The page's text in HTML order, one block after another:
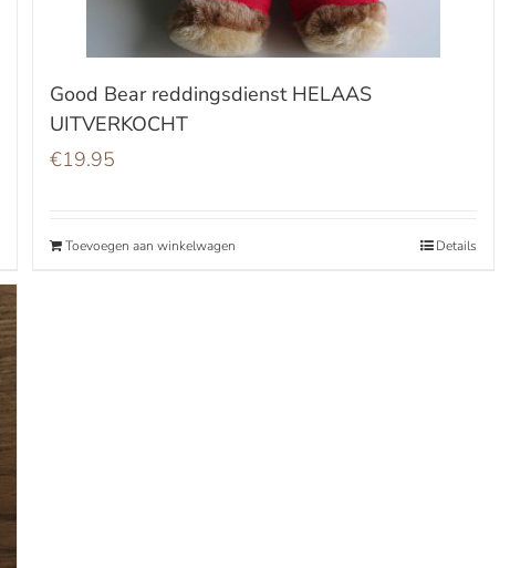
Good Bear reddingsdienst HELAAS
UITVERKOCHT
€19.95
Toevoegen aan winkelwagen Details